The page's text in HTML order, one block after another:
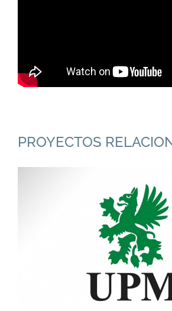
PROYECTOS